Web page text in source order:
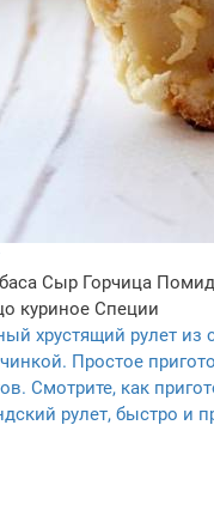
Сыр Горчица
куриное Специи
хрустящий рулет из
Простое
Смотрите, как
рулет, быстро и